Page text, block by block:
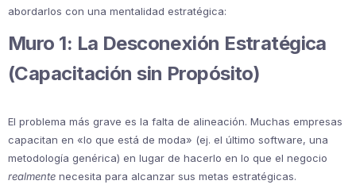
abordarlos con una mentalidad estratégica:
Muro 1: La Desconexión Estratégica
(Capacitación sin Propósito)
El problema más grave es la falta de alineación. Muchas empresas
capacitan en «lo que está de moda» (ej. el último software, una
metodología genérica) en lugar de hacerlo en lo que el negocio
realmente necesita para alcanzar sus metas estratégicas.